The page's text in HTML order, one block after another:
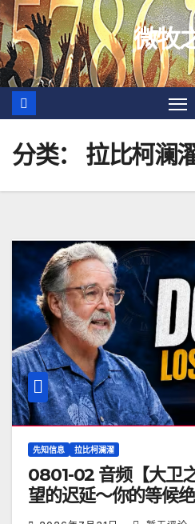
跳
至
内
容
微牧
分类： 拉比柯澜
先知信息 拉比柯澜濯
0801-02 音频【大卫
望的迟延～你的等候